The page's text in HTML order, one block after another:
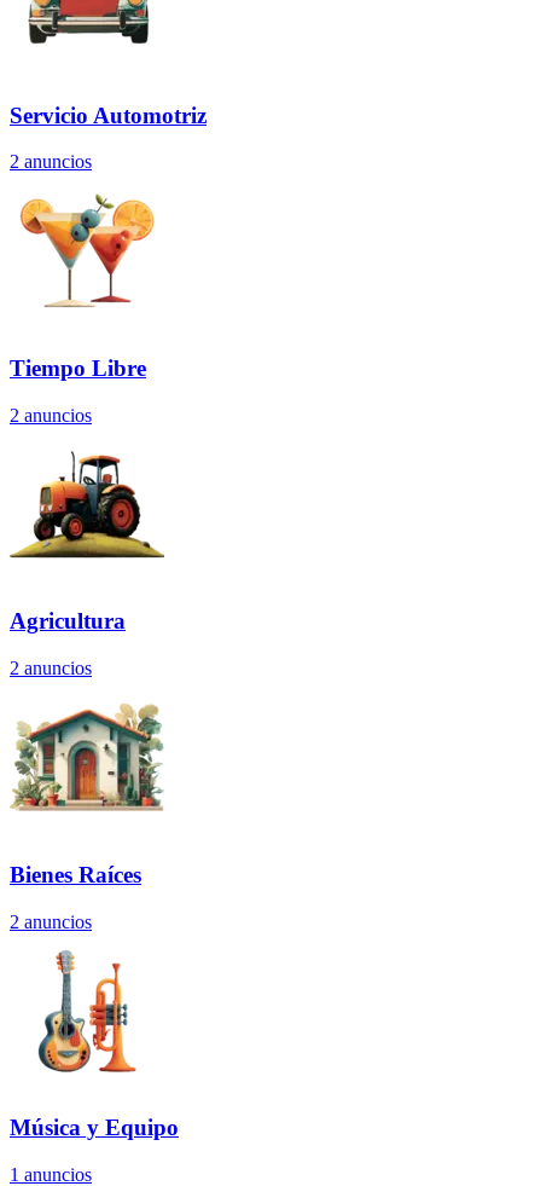
Servicio Automotriz
2 anuncios
Tiempo Libre
2 anuncios
Agricultura
2 anuncios
Bienes Raíces
2 anuncios
Música y Equipo
1 anuncios